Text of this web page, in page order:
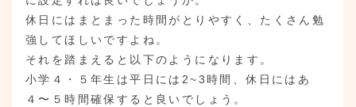
休日にはまとまった時間がとりやすく、たくさん勉
強してほしいですよね。
それを踏まえると以下のようになります。
小学４・５年生は平日には2~3時間、休日にはあ
４〜５時間確保すると良いでしょう。